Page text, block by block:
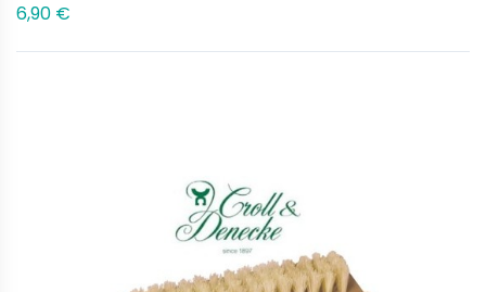
6,90 €